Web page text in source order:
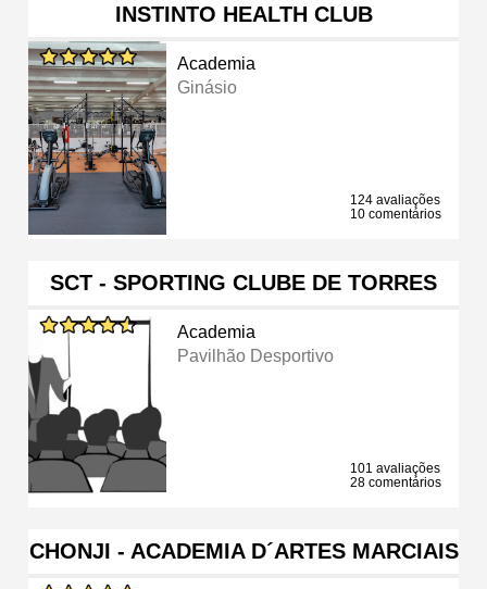
INSTINTO HEALTH CLUB
Academia
Ginásio
124 avaliações
10 comentários
SCT - SPORTING CLUBE DE TORRES
Academia
Pavilhão Desportivo
101 avaliações
28 comentários
CHONJI - ACADEMIA D´ARTES MARCIAIS